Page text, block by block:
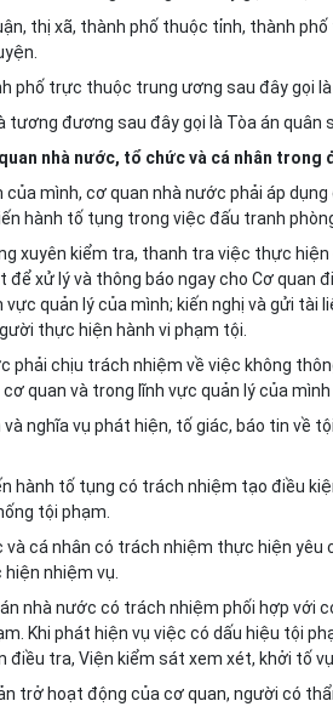
thị xã, thành phố thuộc tỉnh, thành
phố trực thuộc trung ương sau đây gọi là
tương đương sau đây gọi là Tòa án quân
nhà nước, tổ chức và cá nhân trong
mình, cơ quan nhà nước phải áp
hành tố tụng trong việc đấu tranh
xuyên kiểm tra, thanh tra việc thực
để xử lý và thông báo ngay cho Cơ quan
quản lý của mình; kiến nghị và gửi tài
thực hiện hành vi phạm tội.
phải chịu trách nhiệm về việc không
quan và trong lĩnh vực quản lý của
và nghĩa vụ phát hiện, tố giác, báo tin về
hành tố tụng có trách nhiệm tạo điều
tội phạm.
và cá nhân có trách nhiệm thực hiện
nhiệm vụ.
nhà nước có trách nhiệm phối hợp với
Khi phát hiện vụ việc có dấu hiệu tội
điều tra, Viện kiểm sát xem xét, khởi tố
trở hoạt động của cơ quan, người có